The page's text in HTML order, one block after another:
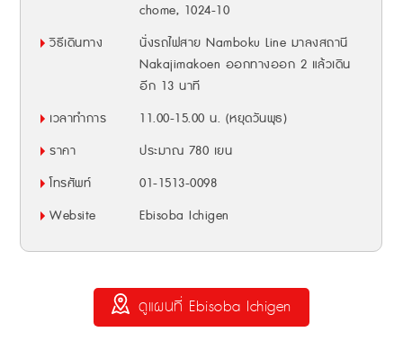
chome, 1024-10
วิธีเดินทาง
นั่งรถไฟสาย Namboku Line มาลงสถานี
Nakajimakoen ออกทางออก 2 แล้วเดิน
อีก 13 นาที
เวลาทำการ
11.00-15.00 น. (หยุดวันพุธ)
ราคา
ประมาณ 780 เยน
โทรศัพท์
01-1513-0098
Website
Ebisoba Ichigen
ดูแผนที่ Ebisoba Ichigen